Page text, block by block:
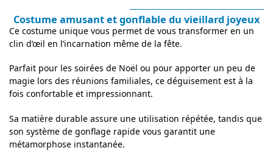
Costume amusant et gonflable du vieillard joyeux
Ce costume unique vous permet de vous transformer en un
clin d’œil en l’incarnation même de la fête.
Parfait pour les soirées de Noël ou pour apporter un peu de
magie lors des réunions familiales, ce déguisement est à la
fois confortable et impressionnant.
Sa matière durable assure une utilisation répétée, tandis que
son système de gonflage rapide vous garantit une
métamorphose instantanée.